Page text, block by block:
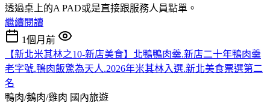
透過桌上的A PAD或是直接跟服務人員點單。
繼續閱讀
1個月前
【新北米其林之10-新店美食】北鴨鴨肉羹.新店二十年鴨肉羹
老字號.鴨肉飯驚為天人.2026年米其林入選.新北美食票選第二
名
鴨肉/鵝肉/雞肉 國內旅遊